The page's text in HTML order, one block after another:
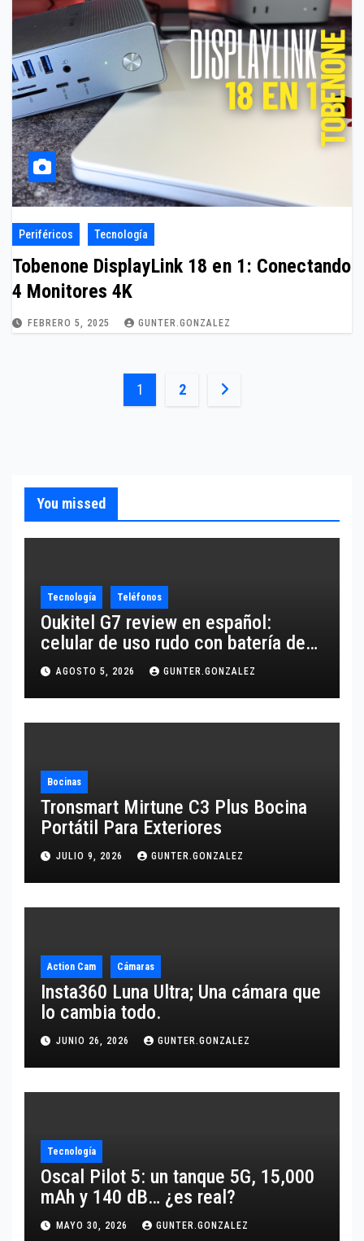
Periféricos Tecnología
Tobenone DisplayLink 18 en 1: Conectando
4 Monitores 4K
FEBRERO 5, 2025 GUNTER.GONZALEZ
Paginación
1 2
You missed
Tecnología Teléfonos
Oukitel G7 review en español:
celular de uso rudo con batería de
10,600 mAh
AGOSTO 5, 2026 GUNTER.GONZALEZ
Bocinas
Tronsmart Mirtune C3 Plus Bocina
Portátil Para Exteriores
JULIO 9, 2026 GUNTER.GONZALEZ
Action Cam Cámaras
Insta360 Luna Ultra; Una cámara que
lo cambia todo.
JUNIO 26, 2026 GUNTER.GONZALEZ
Tecnología
Oscal Pilot 5: un tanque 5G, 15,000
mAh y 140 dB… ¿es real?
MAYO 30, 2026 GUNTER.GONZALEZ